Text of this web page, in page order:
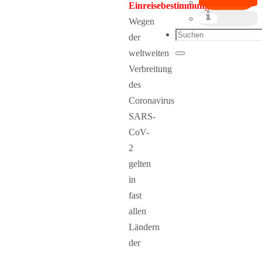
Einreisebestimmungen:
Wegen
der
weltweiten
Verbreitung
des
Coronavirus
SARS-
CoV-
2
gelten
in
fast
allen
Ländern
der
Suchen
nach:
Suchen